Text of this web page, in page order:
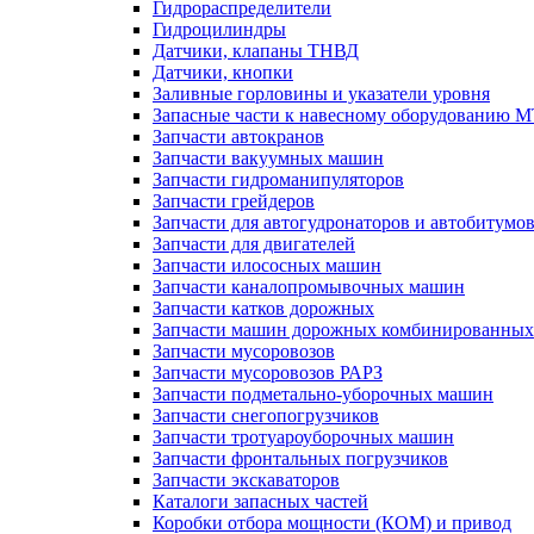
Гидрораспределители
Гидроцилиндры
Датчики, клапаны ТНВД
Датчики, кнопки
Заливные горловины и указатели уровня
Запасные части к навесному оборудованию
Запчасти автокранов
Запчасти вакуумных машин
Запчасти гидроманипуляторов
Запчасти грейдеров
Запчасти для автогудронаторов и
Запчасти для двигателей
Запчасти илососных машин
Запчасти каналопромывочных машин
Запчасти катков дорожных
Запчасти машин дорожных комбинированных
Запчасти мусоровозов
Запчасти мусоровозов РАРЗ
Запчасти подметально-уборочных машин
Запчасти снегопогрузчиков
Запчасти тротуароуборочных машин
Запчасти фронтальных погрузчиков
Запчасти экскаваторов
Каталоги запасных частей
Коробки отбора мощности (КОМ) и привод